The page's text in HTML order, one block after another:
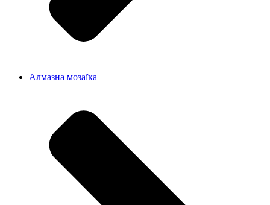
Алмазна мозаїка